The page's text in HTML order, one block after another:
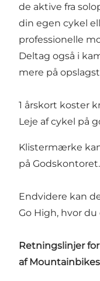
de aktive fra
din egen cykel
professionelle
Deltag også i
mere på
1 årskort koster
Leje af cykel på
Klistermærke
på Godskontoret.
Endvidere kan
Go High, hvor
Retningslinjer
af